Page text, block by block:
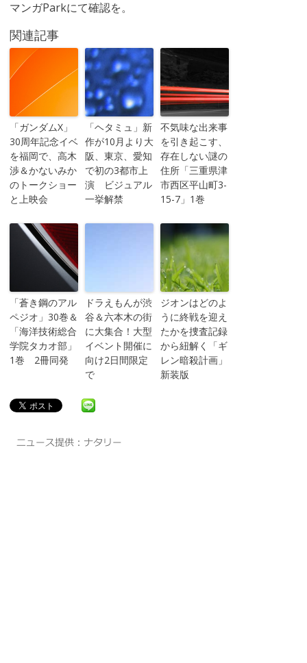
マンガParkにて確認を。
関連記事
「ガンダムX」
30周年記念イベ
を福岡で、高木
渉＆かないみか
のトークショー
と上映会
「ヘタミュ」新
作が10月より大
阪、東京、愛知
で初の3都市上
演 ビジュアル
一挙解禁
不気味な出来事
を引き起こす、
存在しない謎の
住所「三重県津
市西区平山町3-
15-7」1巻
「蒼き鋼のアル
ペジオ」30巻＆
「海洋技術総合
学院タカオ部」
1巻 2冊同発
ドラえもんが渋
谷＆六本木の街
に大集合！大型
イベント開催に
向け2日間限定
で
ジオンはどのよ
うに終戦を迎え
たかを捜査記録
から紐解く「ギ
レン暗殺計画」
新装版